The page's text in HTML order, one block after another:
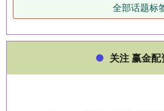
全部话题标
关注 赢金配